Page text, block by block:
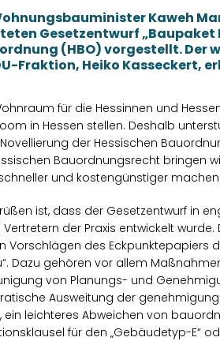
Kaweh
Gesetzentwurf „Baupaket
(HBO) vorgestellt. Der
Fraktion, Heiko Kasseckert,
für die Hessinnen und
in Hessen stellen. Deshalb
der Hessischen
Bauordnungsrecht bringen
und kostengünstiger
ist, dass der Gesetzentwurf in
der Praxis entwickelt
Vorschlägen des Eckpunktepapiers
Dazu gehören vor allem
von Planungs- und
Ausweitung der
leichteres Abweichen von
für den „Gebäudetyp-E“